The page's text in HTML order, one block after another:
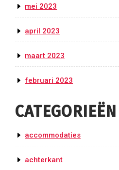
mei 2023
april 2023
maart 2023
februari 2023
CATEGORIEËN
accommodaties
achterkant